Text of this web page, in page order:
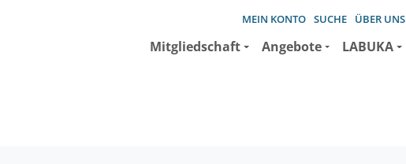
MEIN KONTO SUCHE ÜBER UNS
Mitgliedschaft Angebote LABUKA